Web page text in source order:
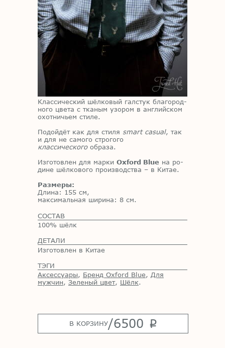
Клас­си­че­ский шёл­ко­вый гал­стук бла­го­род­
но­го цве­та с тка­ным узо­ром в ан­глий­ском
охот­ни­чьем сти­ле.
По­дой­дёт как для сти­ля smart casual, так
и для не са­мо­го стро­го­го
классическогооб­ра­за.
Из­го­тов­лен для мар­ки Oxford Blue на ро­
дине шёл­ко­во­го про­из­вод­ства – в Ки­тае.
Размеры:
Дли­на: 155 см,
мак­си­маль­ная ши­ри­на: 8 см.
СОСТАВ
100% шёлк
ДЕТАЛИ
Изготовлен в Китае
ТЭГИ
Аксессуары, Бренд Oxford Blue, Для
мужчин, Зеленый цвет, Шёлк.
В КОРЗИНУ/6500 p